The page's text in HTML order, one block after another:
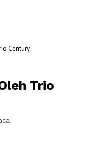
Century
Trio